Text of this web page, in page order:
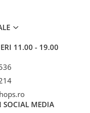
11.00 - 19.00
SOCIAL MEDIA